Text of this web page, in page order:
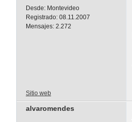
Desde: Montevideo
Registrado: 08.11.2007
Mensajes: 2.272
Sitio web
alvaromendes